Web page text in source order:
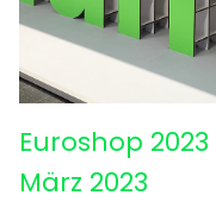
Euroshop 2023
März 2023